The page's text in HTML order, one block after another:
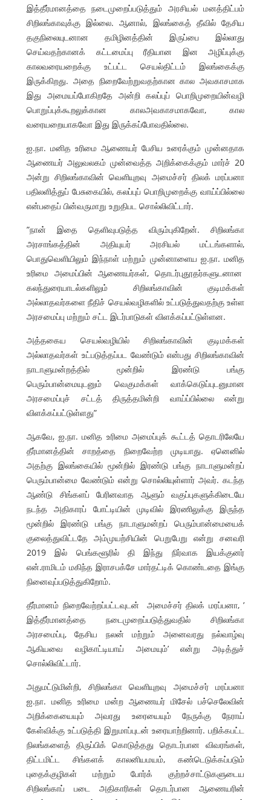
இத்தீர்மானத்தை நடைமுறைப்படுத்தும் அரசியல் மனத்திட்பம்
சிறிலங்காவுக்கு இல்லை. ஆனால், இலங்கைத் தீவில் தேசிய
தகுநிலையுடனான தமிழினத்தின் இருப்பை இல்லாது
செய்வதற்கானக் கட்டமைப்பு ரீதியான இன அழிப்புக்கு
காலவரையறைக்கு உட்பட்ட செயல்திட்டம் இலங்கைக்கு
இருக்கிறது. அதை நிறைவேற்றுவதற்கான கால அவகாசமாக
இது அமையப்போகிறதே அன்றி கலப்புப் பொறிமுறையின்வழி
பொறுப்புக்கூறலுக்கான காலஅவகாசமாகவோ, கால
வரையறையாகவோ இது இருக்கப்போவதில்லை.
ஐ.நா. மனித உரிமை ஆணையர் பேசிய உரைக்கும் முன்னதாக
ஆணையர் அலுவலகம் முன்வைத்த அறிக்கைக்கும் மார்ச் 20
அன்று சிறிலங்காவின் வெளியுறவு அமைச்சர் திலக் மரப்பனா
பதிலளித்துப் பேசுகையில், கலப்புப் பொறிமுறைக்கு வாய்ப்பில்லை
என்பதைப் பின்வருமாறு உறுதிபட சொல்லிவிட்டார்.
”நான் இதை தெளிவுபடுத்த விரும்புகிறேன். சிறிலங்கா
அரசாங்கத்தின் அதியுயர் அரசியல் மட்டங்களால்,
பொதுவெளியிலும் இந்நாள் மற்றும் முன்னாளைய ஐ.நா. மனித
உரிமை அமைப்பின் ஆணையர்கள், தொடர்புதூதர்களுடனான
கலந்துரையாடல்களிலும் சிறிலங்காவின் குடிமக்கள்
அல்லாதவர்களை நீதிச் செயல்வழிகளில் உட்படுத்துவதற்கு உள்ள
அரசமைப்பு மற்றும் சட்ட இடர்பாடுகள் விளக்கப்பட்டுள்ளன.
அத்தகைய செயல்வழியில் சிறிலங்காவின் குடிமக்கள்
அல்லாதவர்கள் உட்படுத்தப்பட வேண்டும் என்பது சிறிலங்காவின்
நாடாளுமன்றத்தில் மூன்றில் இரண்டு பங்கு
பெரும்பான்மையுடனும் வெகுமக்கள் வாக்கெடுப்புடனுமான
அரசமைப்புச் சட்டத் திருத்தமின்றி வாய்ப்பில்லை என்று
விளக்கப்பட்டுள்ளது”
ஆகவே, ஐ.நா. மனித உரிமை அமைப்புக் கூட்டத் தொடரிலேயே
தீர்மானத்தின் சாறத்தை நிறைவேற்ற முடியாது. ஏனெனில்
அதற்கு இலங்கையில் மூன்றில் இரண்டு பங்கு நாடாளுமன்றப்
பெரும்பான்மை வேண்டும் என்று சொல்லியுள்ளார் அவர். கடந்த
ஆண்டு சிங்களப் பேரினவாத ஆளும் வகுப்புகளுக்கிடையே
நடந்த அதிகாரப் போட்டியின் முடிவில் இரணிலுக்கு இருந்த
மூன்றில் இரண்டு பங்கு நாடாளுமன்றப் பெரும்பான்மையைக்
குலைத்துவிட்டதே அம்முயற்சியின் பெறுபேறு என்று சனவரி
2019 இல் பெங்களூரில் தி இந்து நிர்வாக இயக்குனர்
என்.ராமிடம் மகிந்த இராசபக்சே மார்தட்டிக் கொண்டதை இங்கு
நினைவுப்படுத்துகிறோம்.
தீர்மானம் நிறைவேற்றப்பட்டவுடன் அமைச்சர் திலக் மரப்பனா, ’
இத்தீர்மானத்தை நடைமுறைப்படுத்துவதில் சிறிலங்கா
அரசமைப்பு, தேசிய நலன் மற்றும் அனைவரது நல்வாழ்வு
ஆகியவை வழிகாட்டியாய் அமையும்’ என்று அடித்துச்
சொல்லிவிட்டார்.
அதுமட்டுமின்றி, சிறிலங்கா வெளியுறவு அமைச்சர் மரப்பனா
ஐ.நா. மனித உரிமை மன்ற ஆணையர் மிசேல் பச்செலேவின்
அறிக்கையையும் அவரது உரையையும் நேருக்கு நேராய்
கேள்விக்கு உட்படுத்தி இறுமாப்புடன் உரையாற்றினார். பறிக்கபட்ட
நிலங்களைத் திருப்பிக் கொடுத்தது தொடர்பான விவரங்கள்,
திட்டமிட்ட சிங்களக் காலனியமயம், கண்டெடுக்கப்படும்
புதைக்குழிகள் மற்றும் போர்க் குற்றச்சாட்டுகளுடைய
சிறிலங்காப் படை அதிகாரிகள் தொடர்பான ஆணையரின்